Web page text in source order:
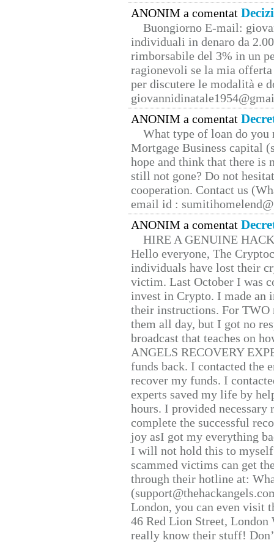
ANONIM a comentat
Buongiorno E-mail:
individuali in denaro da
rimborsabile del 3% in un
ragionevoli se la mia
per discutere le modalità e
ANONIM a comentat
What type of loan do you
Mortgage Business capital
hope and think that there is
still not gone? Do not
cooperation. Contact us
email id :
ANONIM a comentat
HIRE A GENUINE
Hello everyone, The
individuals have lost their
victim. Last October I was
invest in Crypto. I made
their instructions. For TWO
them all day, but I got no
broadcast that teaches on
ANGELS RECOVERY
funds back. I contacted the
recover my funds. I
experts saved my life by
hours. I provided
complete the successful
joy asI got my everything
I will not hold this to
scammed victims can get
through their hotline at:
London, you can even visit
46 Red Lion Street, London
really know their stuff!